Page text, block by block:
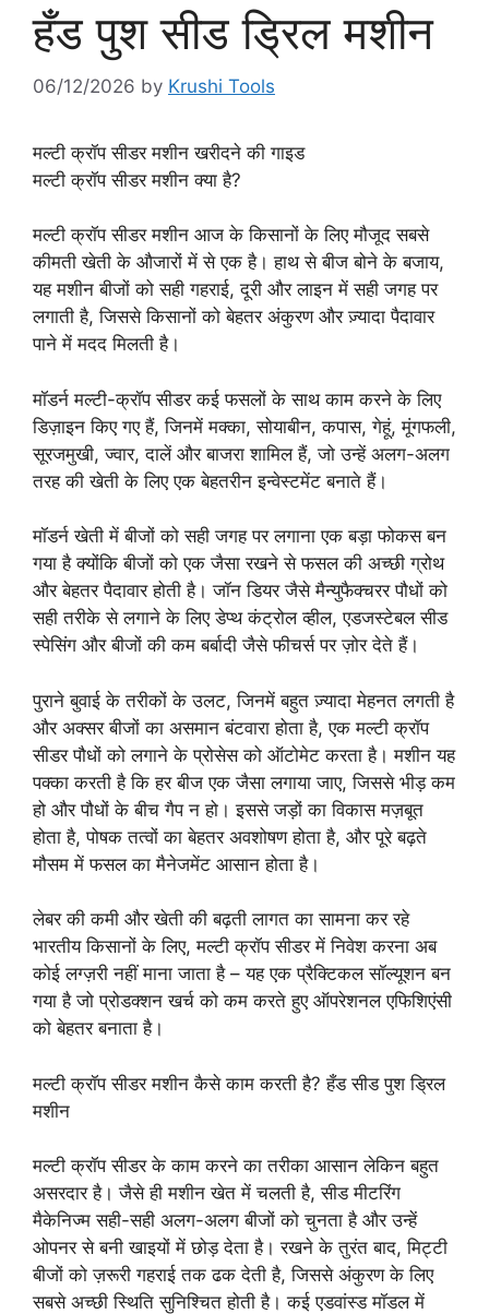
हँड पुश सीड ड्रिल मशीन
06/12/2026 by Krushi Tools
मल्टी क्रॉप सीडर मशीन खरीदने की गाइड
मल्टी क्रॉप सीडर मशीन क्या है?
मल्टी क्रॉप सीडर मशीन आज के किसानों के लिए मौजूद सबसे
कीमती खेती के औजारों में से एक है। हाथ से बीज बोने के बजाय,
यह मशीन बीजों को सही गहराई, दूरी और लाइन में सही जगह पर
लगाती है, जिससे किसानों को बेहतर अंकुरण और ज़्यादा पैदावार
पाने में मदद मिलती है।
मॉडर्न मल्टी-क्रॉप सीडर कई फसलों के साथ काम करने के लिए
डिज़ाइन किए गए हैं, जिनमें मक्का, सोयाबीन, कपास, गेहूं, मूंगफली,
सूरजमुखी, ज्वार, दालें और बाजरा शामिल हैं, जो उन्हें अलग-अलग
तरह की खेती के लिए एक बेहतरीन इन्वेस्टमेंट बनाते हैं।
मॉडर्न खेती में बीजों को सही जगह पर लगाना एक बड़ा फोकस बन
गया है क्योंकि बीजों को एक जैसा रखने से फसल की अच्छी ग्रोथ
और बेहतर पैदावार होती है। जॉन डियर जैसे मैन्युफैक्चरर पौधों को
सही तरीके से लगाने के लिए डेप्थ कंट्रोल व्हील, एडजस्टेबल सीड
स्पेसिंग और बीजों की कम बर्बादी जैसे फीचर्स पर ज़ोर देते हैं।
पुराने बुवाई के तरीकों के उलट, जिनमें बहुत ज़्यादा मेहनत लगती है
और अक्सर बीजों का असमान बंटवारा होता है, एक मल्टी क्रॉप
सीडर पौधों को लगाने के प्रोसेस को ऑटोमेट करता है। मशीन यह
पक्का करती है कि हर बीज एक जैसा लगाया जाए, जिससे भीड़ कम
हो और पौधों के बीच गैप न हो। इससे जड़ों का विकास मज़बूत
होता है, पोषक तत्वों का बेहतर अवशोषण होता है, और पूरे बढ़ते
मौसम में फसल का मैनेजमेंट आसान होता है।
लेबर की कमी और खेती की बढ़ती लागत का सामना कर रहे
भारतीय किसानों के लिए, मल्टी क्रॉप सीडर में निवेश करना अब
कोई लग्ज़री नहीं माना जाता है – यह एक प्रैक्टिकल सॉल्यूशन बन
गया है जो प्रोडक्शन खर्च को कम करते हुए ऑपरेशनल एफिशिएंसी
को बेहतर बनाता है।
मल्टी क्रॉप सीडर मशीन कैसे काम करती है? हँड सीड पुश ड्रिल
मशीन
मल्टी क्रॉप सीडर के काम करने का तरीका आसान लेकिन बहुत
असरदार है। जैसे ही मशीन खेत में चलती है, सीड मीटरिंग
मैकेनिज्म सही-सही अलग-अलग बीजों को चुनता है और उन्हें
ओपनर से बनी खाइयों में छोड़ देता है। रखने के तुरंत बाद, मिट्टी
बीजों को ज़रूरी गहराई तक ढक देती है, जिससे अंकुरण के लिए
सबसे अच्छी स्थिति सुनिश्चित होती है। कई एडवांस्ड मॉडल में